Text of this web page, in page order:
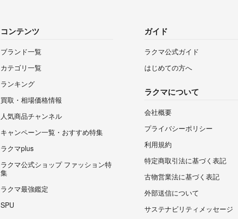
コンテンツ
ブランド一覧
カテゴリ一覧
ランキング
買取・相場価格情報
人気商品チャンネル
キャンペーン一覧・おすすめ特集
ラクマplus
ラクマ公式ショップ ファッション特
集
ラクマ最強鑑定
SPU
ガイド
ラクマ公式ガイド
はじめての方へ
ラクマについて
会社概要
プライバシーポリシー
利用規約
特定商取引法に基づく表記
古物営業法に基づく表記
外部送信について
サステナビリティメッセージ